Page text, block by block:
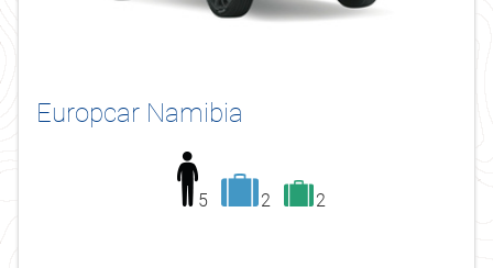
Europcar Namibia
5 2 2